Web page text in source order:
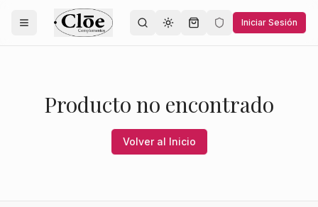
Toggle theme Iniciar Sesión
Producto no encontrado
Volver al Inicio